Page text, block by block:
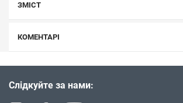
ЗМІСТ
КОМЕНТАРІ
Слідкуйте за нами: